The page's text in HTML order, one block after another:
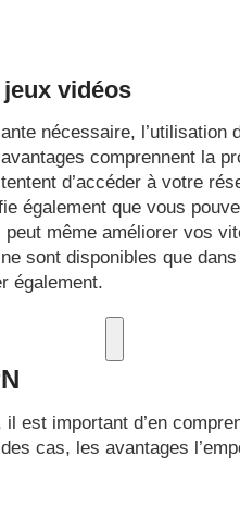
vidéos
nécessaire, l’utilisation
comprennent la
d’accéder à votre
également que vous
même améliorer vos
sont disponibles que
également.
est important d’en
cas, les avantages